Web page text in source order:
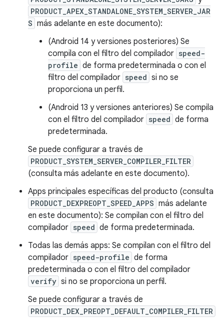
PRODUCT_APEX_STANDALONE_SYSTEM_SERVER_JAR
S más adelante en este documento):
(Android 14 y versiones posteriores) Se
compila con el filtro del compilador speed-
profile de forma predeterminada o con el
filtro del compilador speed si no se
proporciona un perfil.
(Android 13 y versiones anteriores) Se compila
con el filtro del compilador speed de forma
predeterminada.
Se puede configurar a través de
PRODUCT_SYSTEM_SERVER_COMPILER_FILTER
(consulta más adelante en este documento).
Apps principales específicas del producto (consulta
PRODUCT_DEXPREOPT_SPEED_APPS más adelante
en este documento): Se compilan con el filtro del
compilador speed de forma predeterminada.
Todas las demás apps: Se compilan con el filtro del
compilador speed-profile de forma
predeterminada o con el filtro del compilador
verify si no se proporciona un perfil.
Se puede configurar a través de
PRODUCT_DEX_PREOPT_DEFAULT_COMPILER_FILTER